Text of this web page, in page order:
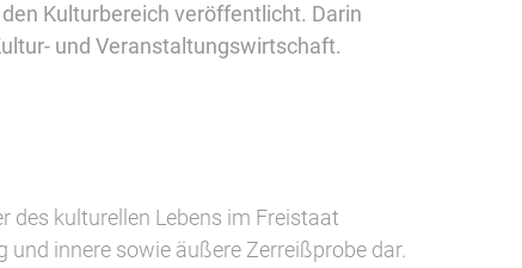
Kulturbereich veröffentlicht. Darin
und Veranstaltungswirtschaft.
des kulturellen Lebens im Freistaat
innere sowie äußere Zerreißprobe dar.